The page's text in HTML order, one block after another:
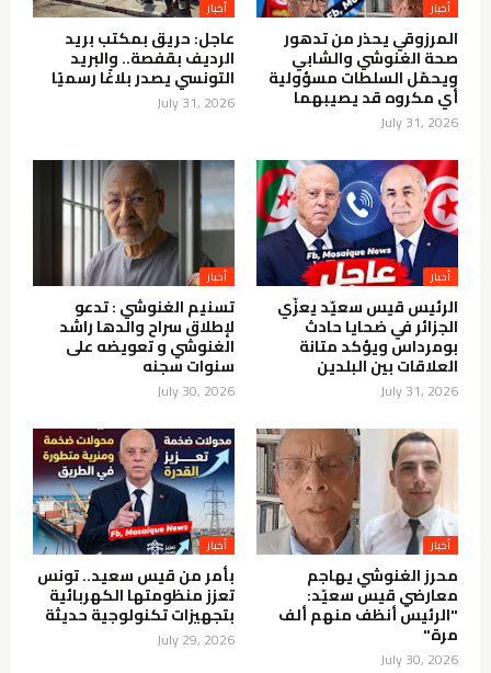
أخبار
المرزوقي يحذر من تدهور
صحة الغنوشي والشابي
ويحمّل السلطات مسؤولية
أي مكروه قد يصيبهما
July 31, 2026
أخبار
عاجل: حريق بمكتب بريد
الرديف بقفصة.. والبريد
التونسي يصدر بلاغًا رسميًا
July 31, 2026
أخبار
الرئيس قيس سعيّد يعزّي
الجزائر في ضحايا حادث
بومرداس ويؤكد متانة
العلاقات بين البلدين
July 31, 2026
أخبار
تسنيم الغنوشي : تدعو
لإطلاق سراح والدها راشد
الغنوشي و تعويضه على
سنوات سجنه
July 30, 2026
أخبار
محرز الغنوشي يهاجم
معارضي قيس سعيّد:
"الرئيس أنظف منهم ألف
مرة"
July 30, 2026
أخبار
بأمر من قيس سعيد.. تونس
تعزز منظومتها الكهربائية
بتجهيزات تكنولوجية حديثة
July 29, 2026